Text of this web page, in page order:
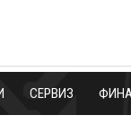
СЕРВИЗ